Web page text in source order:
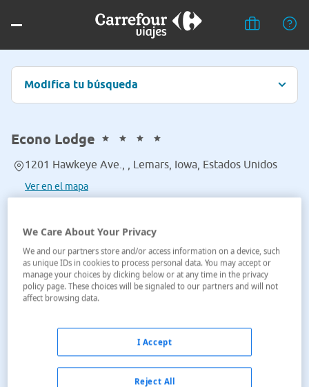
Modifica tu búsqueda
Econo Lodge
1201 Hawkeye Ave., , Lemars, Iowa, Estados Unidos
Ver en el mapa
We Care About Your Privacy
We and our partners store and/or access information on a device, such
as unique IDs in cookies to process personal data. You may accept or
manage your choices by clicking below or at any time in the privacy
policy page. These choices will be signaled to our partners and will not
affect browsing data.
Reject All
I Accept